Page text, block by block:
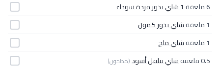
6 ملعقة
1 شاي بذور مردة سوداء
1 ملعقة
شاي بذور كمون
1 ملعقة
شاي ملح
0.5 ملعقة
شاي فلفل أسود(مطحون)